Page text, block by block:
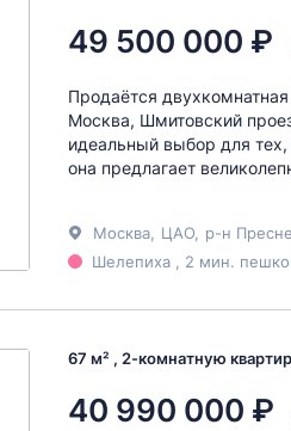
49 500 000 ₽
Продаётся
Москва, Шмитовский
идеальный выбор для
она предлагает
Москва ЦАО р-н
Шелепиха , 2 мин.
67 м² , 2-комнатную
40 990 000 ₽